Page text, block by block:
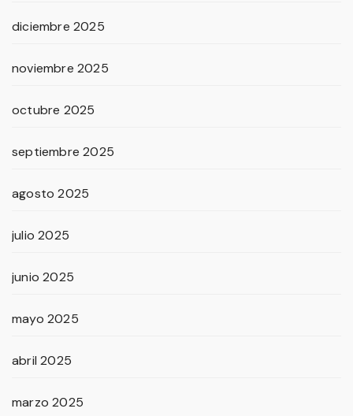
diciembre 2025
noviembre 2025
octubre 2025
septiembre 2025
agosto 2025
julio 2025
junio 2025
mayo 2025
abril 2025
marzo 2025